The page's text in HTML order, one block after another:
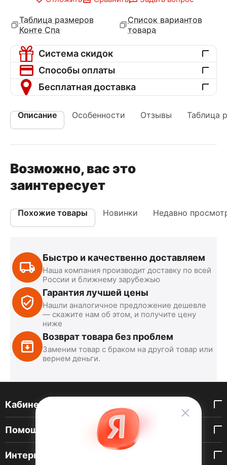
Таблица размеров
Конте Спа
Список вариантов
товара
Система скидок
Способы оплаты
Бесплатная доставка
Описание Особенности Отзывы Таблица
Возможно, вас это
заинтересует
Похожие товары Новинки Недавно
Быстро и качественно доставляем
Наша компания производит доставку по всей
России и ближнему зарубежью
Гарантия лучшей цены
Нашли аналогичное предложение дешевле
— скажите нам об этом, и получите цену
ниже
Возврат товара без проблем
Заменим товар с браком на другой товар или
вернем деньги.
Кабинет покупателя
Помощь покупателю
Интернет-магазин